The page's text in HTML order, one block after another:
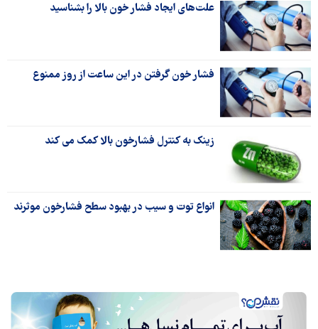
علت‌های ایجاد فشار خون بالا را بشناسید
فشار خون گرفتن در این ساعت از روز ممنوع
زینک به کنترل فشارخون بالا کمک می کند
انواع توت و سیب در بهبود سطح فشارخون موثرند